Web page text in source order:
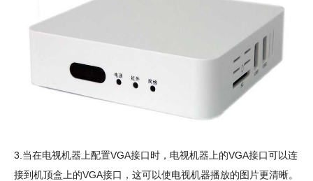
3.当在电视机器上配置VGA接口时，电视机器上的VGA接口可以连
接到机顶盒上的VGA接口，这可以使电视机器播放的图片更清晰。